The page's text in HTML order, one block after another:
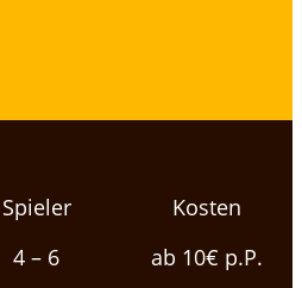
Spieler
4 – 6
Kosten
ab 10€ p.P.